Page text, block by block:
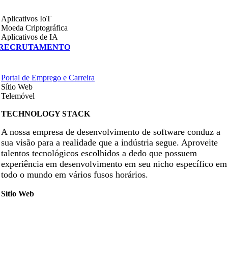
Aplicativos IoT
Moeda Criptográfica
Aplicativos de IA
Portal de Emprego e Carreira
Sítio Web
Telemóvel
TECHNOLOGY STACK
A nossa empresa de desenvolvimento de software conduz a
sua visão para a realidade que a indústria segue. Aproveite
talentos tecnológicos escolhidos a dedo que possuem
experiência em desenvolvimento em seu nicho específico em
todo o mundo em vários fusos horários.
Sítio Web